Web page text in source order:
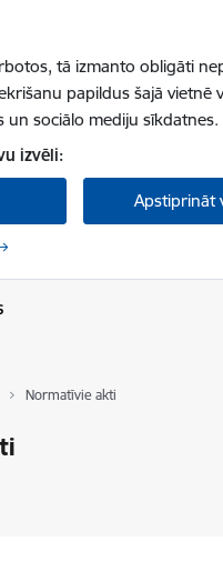
tā izmanto obligāti
papildus šajā vietnē
un sociālo mediju sīkdatnes.
izvēli:
Apstiprināt
Normatīvie akti